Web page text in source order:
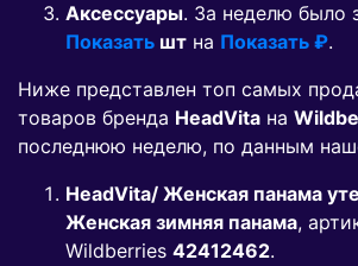
Аксессуары. За неделю было
Показать шт на Показать ₽.
Ниже представлен топ самых
товаров бренда HeadVita на
последнюю неделю, по данным
HeadVita/ Женская панама
Женская зимняя панама,
Wildberries 42412462.